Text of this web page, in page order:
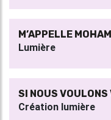
M’APPELLE
Lumière
SI NOUS VOULONS
Création lumière